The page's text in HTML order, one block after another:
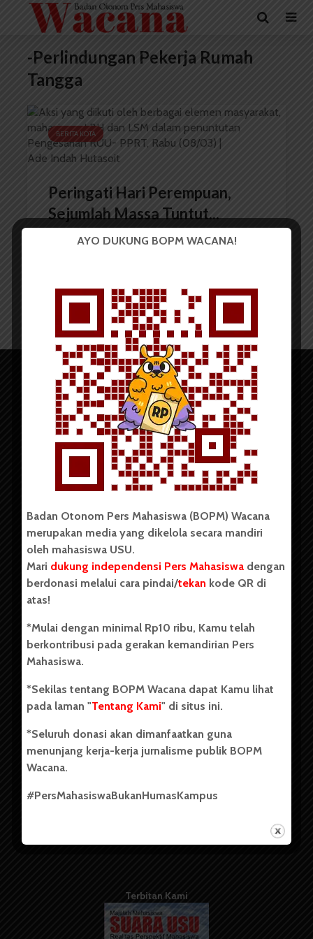
-Perlindungan Pekerja Rumah
Tangga
BERITA KOTA
Peringati Hari Perempuan,
Sejumlah Massa Tuntut...
Copyright © 2023. All rights reserved BOPM WACANA.
Badan Otonom Pers Mahasiswa (BOPM) Wacana merupakan
pers mahasiswa yang berdiri di luar kampus dan dikelola
secara mandiri oleh mahasiswa Universitas Sumatera Utara
(USU). Sebelumnya BOPM Wacana merupakan salah satu
Unit Kegiatan Mahasiswa (UKM) di Universitas Sumatera
berdiri pada 1 Juli 1995.
Tentang Kami
Info Iklan
Pedoman Media Siber
Terbitan Kami
AYO DUKUNG BOPM WACANA!
Badan Otonom Pers Mahasiswa (BOPM) Wacana
merupakan media yang dikelola secara mandiri
oleh mahasiswa USU.
Mari dukung independensi Pers Mahasiswa dengan
berdonasi melalui cara pindai/tekan kode QR di
atas!
*Mulai dengan minimal Rp10 ribu, Kamu telah
berkontribusi pada gerakan kemandirian Pers
Mahasiswa.
*Sekilas tentang BOPM Wacana dapat Kamu lihat
pada laman "Tentang Kami" di situs ini.
*Seluruh donasi akan dimanfaatkan guna
menunjang kerja-kerja jurnalisme publik BOPM
Wacana.
#PersMahasiswaBukanHumasKampus